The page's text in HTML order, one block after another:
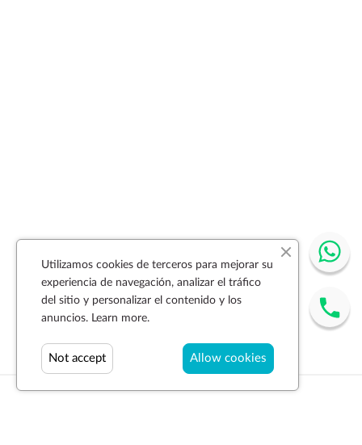
Utilizamos cookies de terceros para mejorar su
experiencia de navegación, analizar el tráfico
del sitio y personalizar el contenido y los
anuncios. Learn more.
Allow cookies
Not accept